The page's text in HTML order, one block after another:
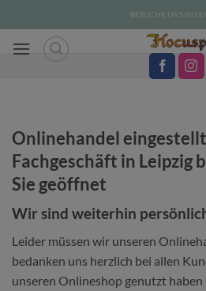
Inhalt
springen
BESUCHE UNS IN
Onlinehandel
Fachgeschäft in Leipzig
Sie geöffnet
Wir sind weiterhin
Leider müssen wir unseren
bedanken uns herzlich bei allen
unseren Onlineshop genutzt